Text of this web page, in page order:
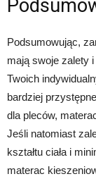
Podsumowując,
mają swoje zalety
Twoich
bardziej
dla pleców,
Jeśli natomiast
kształtu ciała i
materac